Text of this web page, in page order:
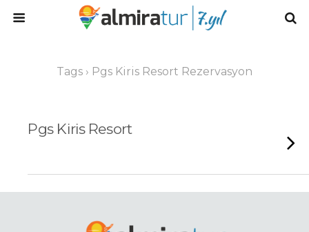
Tags › Pgs Kiris Resort Rezervasyon
Pgs Kiris Resort